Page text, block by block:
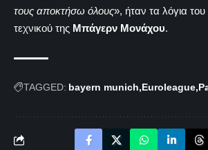
τους αποκτήσω όλους», ήταν τα λόγια
τεχνικού της Μπάγερν Μονάχου.
TAGGED: bayern munich Euroleague